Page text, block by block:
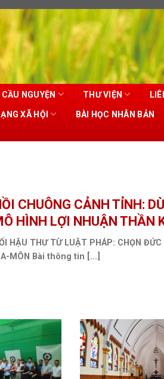
NGUYỆN THƯ VIỆN
XÃ HỘI BÀI HỌC NHÂN BẢN
CHUÔNG CẢNH TỈNH:
HÌNH LỢI NHUẬN THẦN
HẬU THƯ TỪ LUẬT PHÁP: CHỌN ĐỨC
MÔN Bài thông tin [...]